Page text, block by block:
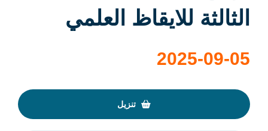
الثالثة للايقاظ العلمي
2025-09-05
تنزيل